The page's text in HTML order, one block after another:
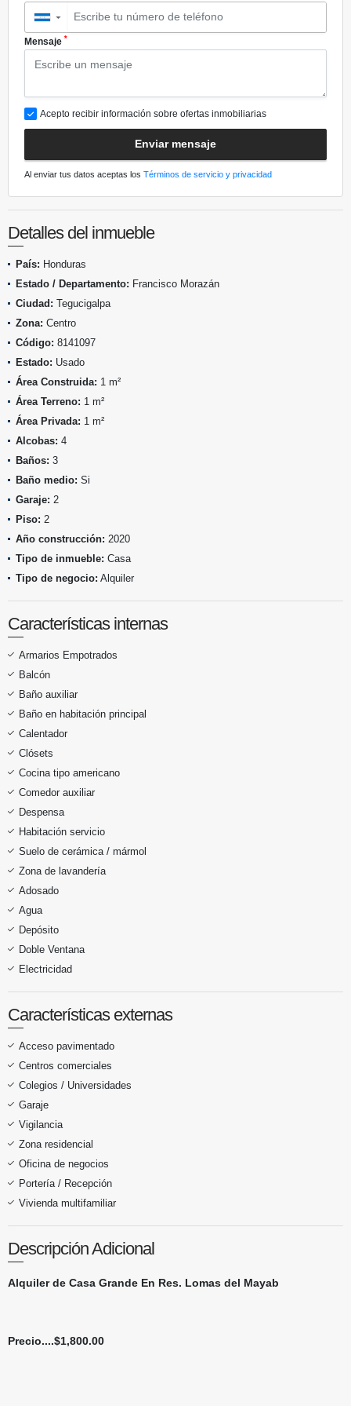
▼
Mensaje *
Acepto recibir información sobre ofertas inmobiliarias
Enviar mensaje
Al enviar tus datos aceptas los Términos de servicio y privacidad
Detalles del inmueble
País: Honduras
Estado / Departamento: Francisco Morazán
Ciudad: Tegucigalpa
Zona: Centro
Código: 8141097
Estado: Usado
Área Construida: 1 m²
Área Terreno: 1 m²
Área Privada: 1 m²
Alcobas: 4
Baños: 3
Baño medio: Si
Garaje: 2
Piso: 2
Año construcción: 2020
Tipo de inmueble: Casa
Tipo de negocio: Alquiler
Características internas
Armarios Empotrados
Balcón
Baño auxiliar
Baño en habitación principal
Calentador
Clósets
Cocina tipo americano
Comedor auxiliar
Despensa
Habitación servicio
Suelo de cerámica / mármol
Zona de lavandería
Adosado
Agua
Depósito
Doble Ventana
Electricidad
Características externas
Acceso pavimentado
Centros comerciales
Colegios / Universidades
Garaje
Vigilancia
Zona residencial
Oficina de negocios
Portería / Recepción
Vivienda multifamiliar
Descripción Adicional
Alquiler de Casa Grande En Res. Lomas del Mayab
Precio....$1,800.00